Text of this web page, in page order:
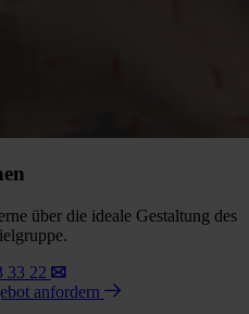
über die ideale Gestaltung des
33 22
anfordern